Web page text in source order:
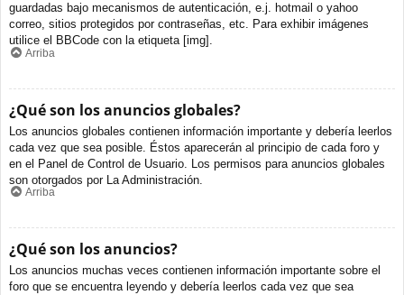
guardadas bajo mecanismos de autenticación, e.j. hotmail o yahoo
correo, sitios protegidos por contraseñas, etc. Para exhibir imágenes
utilice el BBCode con la etiqueta [img].
Arriba
¿Qué son los anuncios globales?
Los anuncios globales contienen información importante y debería leerlos
cada vez que sea posible. Éstos aparecerán al principio de cada foro y
en el Panel de Control de Usuario. Los permisos para anuncios globales
son otorgados por La Administración.
Arriba
¿Qué son los anuncios?
Los anuncios muchas veces contienen información importante sobre el
foro que se encuentra leyendo y debería leerlos cada vez que sea